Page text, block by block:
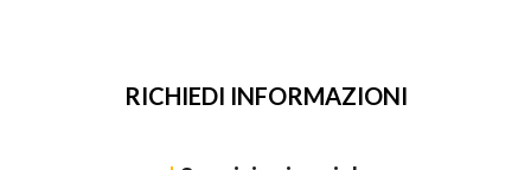
RICHIEDI INFORMAZIONI